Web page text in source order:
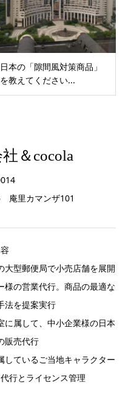
日本の「隙間風対策商品」
を教えてください...
＆cocola
庵里カマンザ101
型郵便局で小売店舗を展開
の営業代行。商品の最適な
法を提案実行
属して、中小企業様の日本
販売代行
ているご当地キャラクター
行とライセンス管理